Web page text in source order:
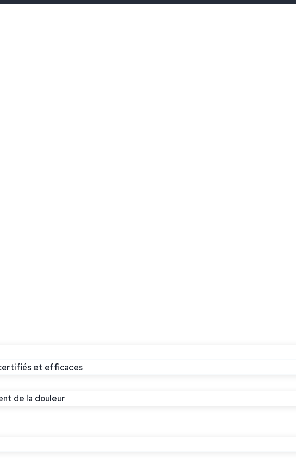
et efficaces
de la douleur